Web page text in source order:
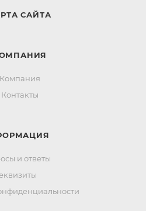
САЙТА
Компания
Контакты
и ответы